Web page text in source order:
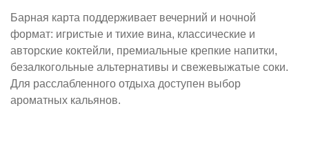
Барная карта поддерживает вечерний и ночной
формат: игристые и тихие вина, классические и
авторские коктейли, премиальные крепкие напитки,
безалкогольные альтернативы и свежевыжатые соки.
Для расслабленного отдыха доступен выбор
ароматных кальянов.